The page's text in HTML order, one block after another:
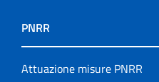
PNRR
Attuazione misure PNRR